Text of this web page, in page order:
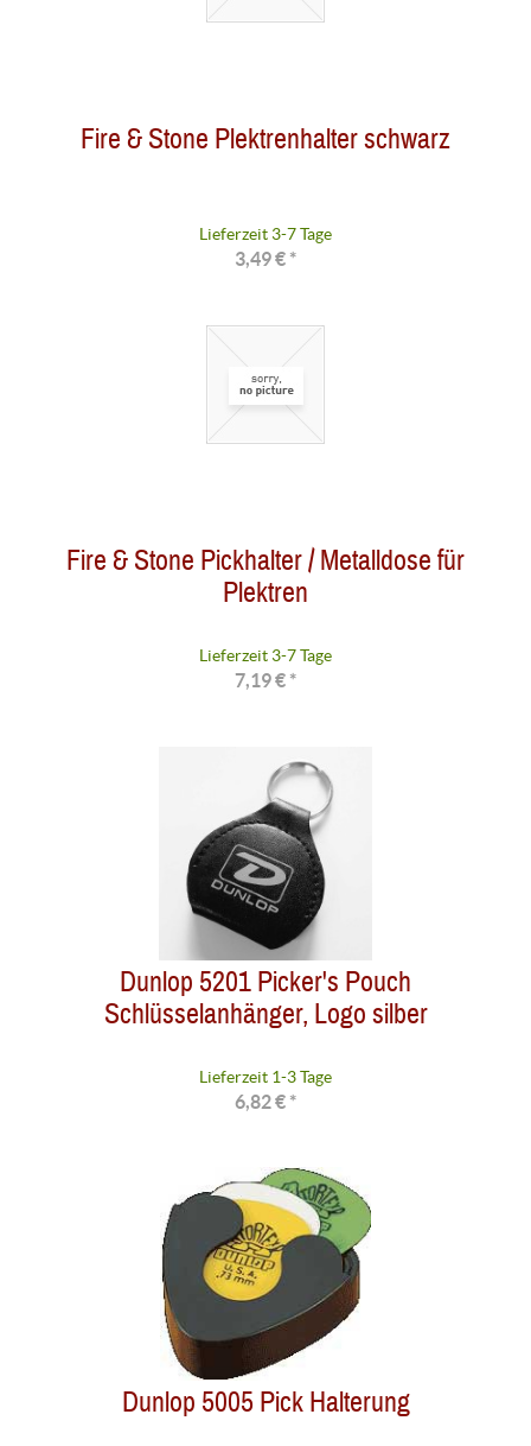
Fire & Stone Plektrenhalter schwarz
Lieferzeit 3-7 Tage
3,49 € *
Fire & Stone Pickhalter / Metalldose für
Plektren
Lieferzeit 3-7 Tage
7,19 € *
Dunlop 5201 Picker's Pouch
Schlüsselanhänger, Logo silber
Lieferzeit 1-3 Tage
6,82 € *
Dunlop 5005 Pick Halterung